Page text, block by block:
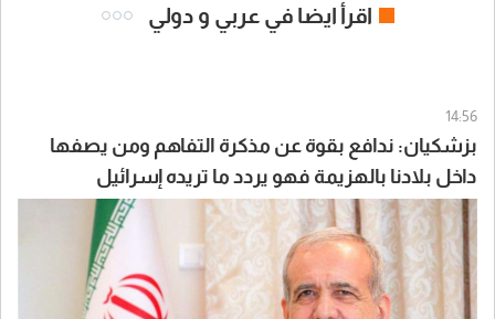
اقرأ ايضا في عربي و دولي
14:56
بزشكيان: ندافع بقوة عن مذكرة التفاهم ومن يصفها
داخل بلادنا بالهزيمة فهو يردد ما تريده إسرائيل